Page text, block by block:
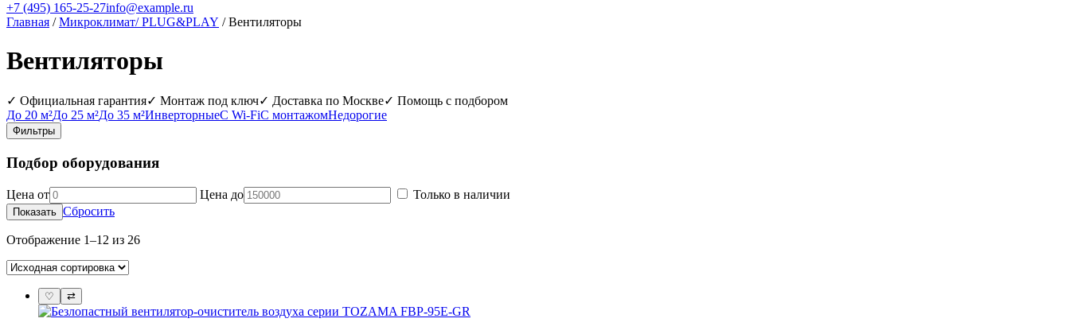
+7 (495) 165-25-27info@example.ru
Главная /Микроклимат/ PLUG&PLAY / Вентиляторы
Вентиляторы
✓ Официальная гарантия✓ Монтаж под ключ✓ Доставка по Москве✓ Помощь с подбором
До 20 м²До 25 м²До 35 м²ИнверторныеС Wi‑FiС монтажомНедорогие
Фильтры
Подбор оборудования
Цена от Цена до Только в наличии
Показать Сбросить
Отображение 1–12 из 26
♡ ⇄